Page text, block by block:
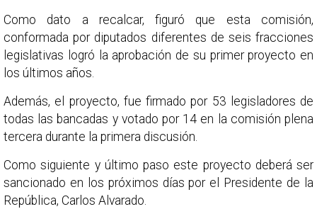
Como dato a recalcar, figuró que esta comisión,
conformada por diputados diferentes de seis fracciones
legislativas logró la aprobación de su primer proyecto en
los últimos años.
Además, el proyecto, fue firmado por 53 legisladores de
todas las bancadas y votado por 14 en la comisión plena
tercera durante la primera discusión.
Como siguiente y último paso este proyecto deberá ser
sancionado en los próximos días por el Presidente de la
República, Carlos Alvarado.